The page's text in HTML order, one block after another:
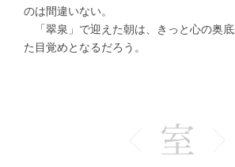
のは間違いない。
「翠泉」で迎えた朝は、きっと心の奥
た目覚めとなるだろう。